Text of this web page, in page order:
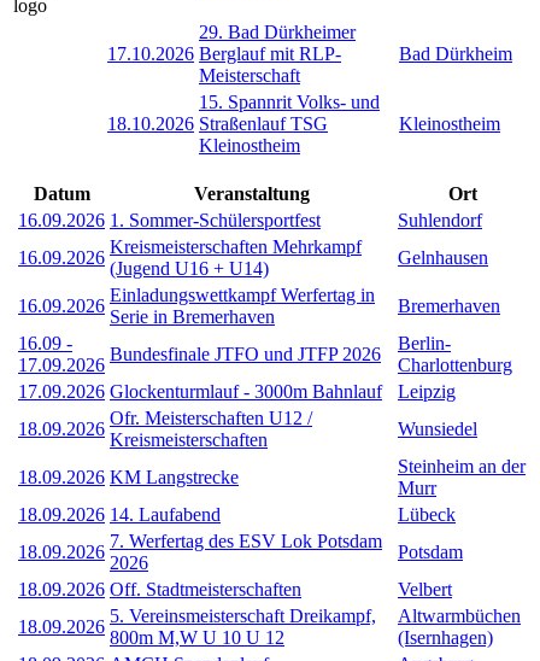
17.10.2026
29. Bad Dürkheimer
Berglauf mit RLP-
Meisterschaft
Bad Dürkheim
18.10.2026
15. Spannrit Volks- und
Straßenlauf TSG
Kleinostheim
Kleinostheim
Datum Veranstaltung
Ort
16.09.2026 1. Sommer-Schülersportfest
Suhlendorf
16.09.2026
Kreismeisterschaften Mehrkampf
(Jugend U16 + U14)
Gelnhausen
16.09.2026
Einladungswettkampf Werfertag in
Serie in Bremerhaven
Bremerhaven
16.09 -
17.09.2026
Bundesfinale JTFO und JTFP 2026
Berlin-
Charlottenburg
17.09.2026 Glockenturmlauf - 3000m Bahnlauf
Leipzig
18.09.2026
Ofr. Meisterschaften U12 /
Kreismeisterschaften
Wunsiedel
18.09.2026 KM Langstrecke
Steinheim an der
Murr
18.09.2026 14. Laufabend
Lübeck
18.09.2026
7. Werfertag des ESV Lok Potsdam
2026
Potsdam
18.09.2026 Off. Stadtmeisterschaften
Velbert
18.09.2026
5. Vereinsmeisterschaft Dreikampf,
800m M,W U 10 U 12
Altwarmbüchen
(Isernhagen)